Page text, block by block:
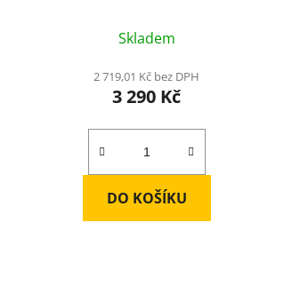
Skladem
2 719,01 Kč bez DPH
3 290 Kč
DO KOŠÍKU